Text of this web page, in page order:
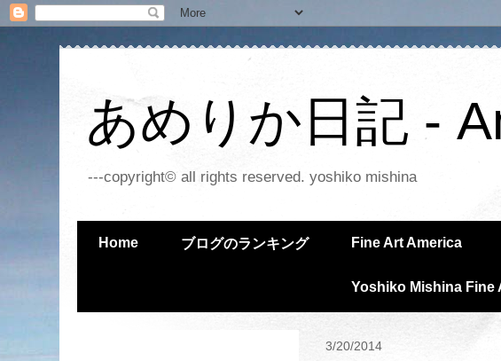
あめりか日記 -
---copyright© all rights reserved. yoshiko mishina
Home ブログのランキング Fine Art America
Yoshiko Mishina Fine
3/20/2014